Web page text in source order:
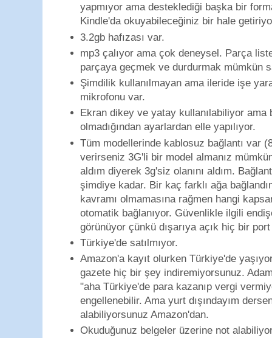
yapmıyor ama desteklediği başka bir
Kindle'da okuyabileceğiniz bir hale
3.2gb hafızası var.
mp3 çalıyor ama çok deneysel. Parça
parçaya geçmek ve durdurmak mümkün
Şimdilik kullanılmayan ama ileride işe
mikrofonu var.
Ekran dikey ve yatay kullanılabiliyor
olmadığından ayarlardan elle yapılıyor.
Tüm modellerinde kablosuz bağlantı var
verirseniz 3G'li bir model almanız
aldım diyerek 3g'siz olanını aldım.
şimdiye kadar. Bir kaç farklı ağa
kavramı olmamasına rağmen hangi
otomatik bağlanıyor. Güvenlikle ilgili
görünüyor çünkü dışarıya açık hiç bir
Türkiye'de satılmıyor.
Amazon'a kayıt olurken Türkiye'de
gazete hiç bir şey indiremiyorsunuz.
"aha Türkiye'de para kazanıp vergi
engellenebilir. Ama yurt dışındayım
alabiliyorsunuz Amazon'dan.
Okuduğunuz belgeler üzerine not